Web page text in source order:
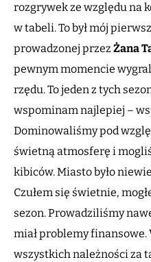
rozgrywek ze względu na
w tabeli. To był mój
prowadzonej przez Żana
pewnym momencie
rzędu. To jeden z tych
wspominam najlepiej –
Dominowaliśmy pod
świetną atmosferę i
kibiców. Miasto było
Czułem się świetnie,
sezon. Prowadziliśmy
miał problemy finansowe.
wszystkich należności za